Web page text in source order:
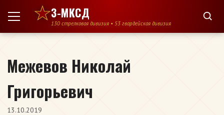
Перейти к содержимому
3-МКСД
130 стрелковая дивизия • 53 гвардейская дивизия
Межевов Николай
Григорьевич
13.10.2019